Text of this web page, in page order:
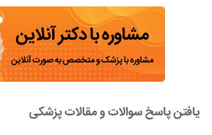
یافتن پاسخ سوالات و مقالات پزشکی